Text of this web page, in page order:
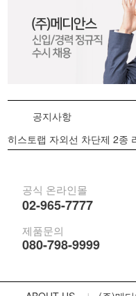
공지사항
히스토랩 자외선 차단제 2종
공식 온라인몰
02-965-7777
제품문의
080-798-9999